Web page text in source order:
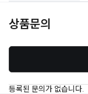
상품문의
등록된 문의가 없습니다.